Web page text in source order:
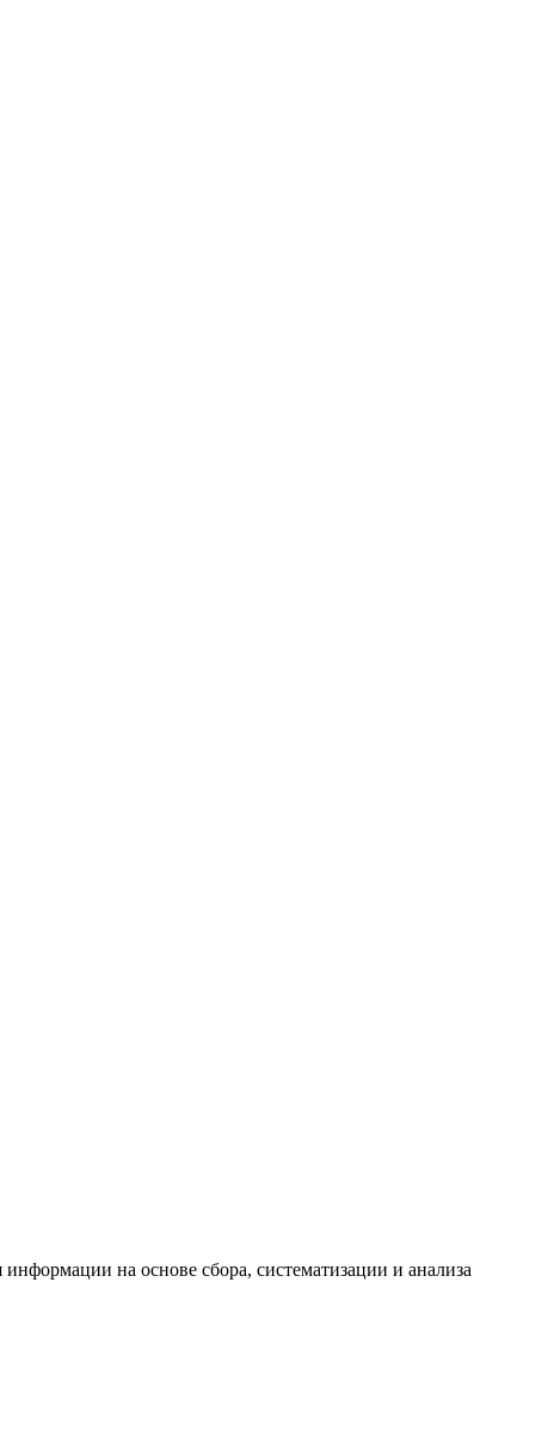
на основе сбора, систематизации и анализа